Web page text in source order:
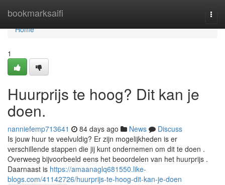
bookmarksaifi
Home
Home
1
Huurprijs te hoog? Dit kan je
doen.
nanniefemp713641 84 days ago News
Discuss
Is jouw huur te veelvuldig? Er zijn mogelijkheden is er
verschillende stappen die jij kunt ondernemen om dit te doen .
Overweeg bijvoorbeeld eens het beoordelen van het huurprijs .
Daarnaast is https://amaanaglq681550.like-
blogs.com/41142726/huurprijs-te-hoog-dit-kan-je-doen